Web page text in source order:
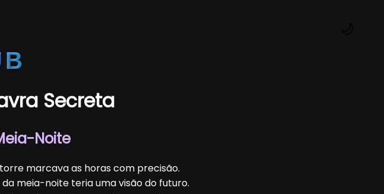
Secreta
Noite
marcava as horas com precisão.
meia-noite teria uma visão do futuro.